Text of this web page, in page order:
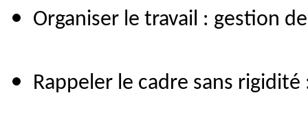
Organiser le travail : gestion
Rappeler le cadre sans